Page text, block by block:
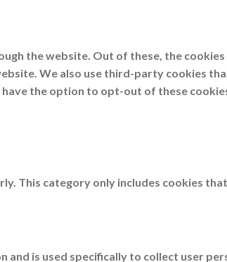
the website. Out of these, the
We also use third-party cookies
the option to opt-out of these
This category only includes cookies
is used specifically to collect user